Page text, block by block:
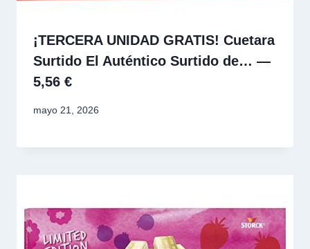
¡TERCERA UNIDAD GRATIS! Cuetara
Surtido El Auténtico Surtido de… —
5,56 €
mayo 21, 2026